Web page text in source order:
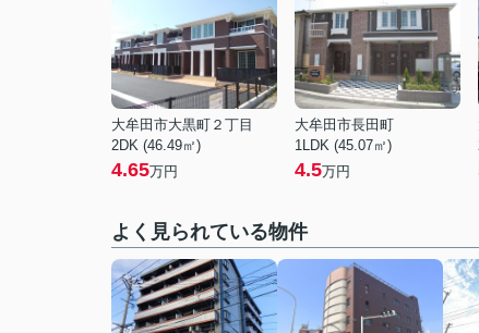
大牟田市大黒町２丁目
2DK (46.49㎡)
4.65万円
大牟田市長田町
1LDK (45.07㎡)
4.5万円
よく見られている物件